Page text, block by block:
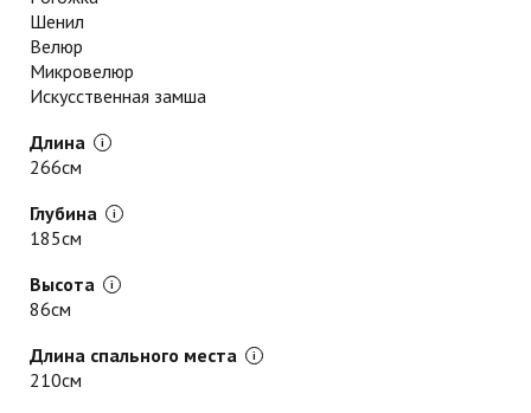
Шенил
Велюр
Микровелюр
Искусственная замша
Длина
266см
Глубина
185см
Высота
86см
Длина спального места
210см